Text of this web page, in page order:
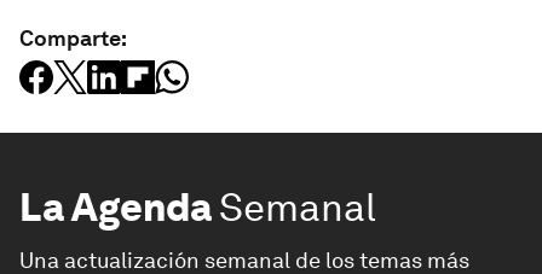
Comparte:
La AgendaSemanal
Una actualización semanal de los temas más